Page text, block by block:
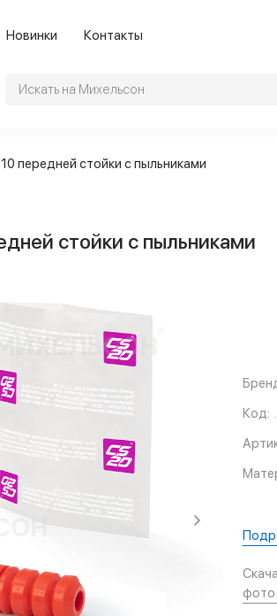
Новинки Контакты
передней стойки с пыльниками
стойки с пыльниками
Код:
фото